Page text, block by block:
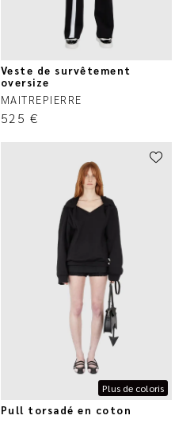
Veste de survêtement
oversize
MAITREPIERRE
525 €
Plus de coloris
Pull torsadé en coton